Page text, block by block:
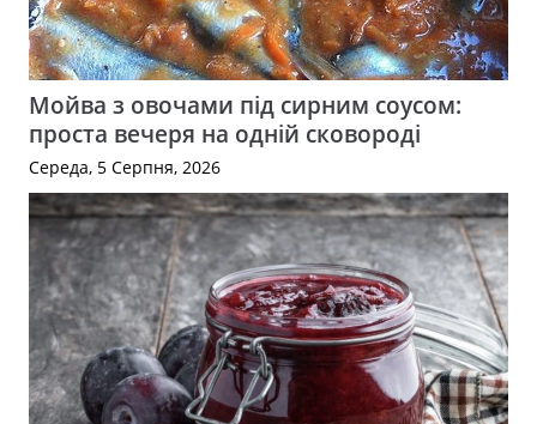
Мойва з овочами під сирним соусом:
проста вечеря на одній сковороді
Середа, 5 Серпня, 2026